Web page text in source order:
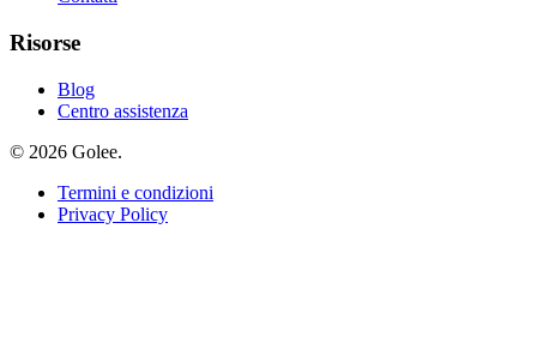
Risorse
Blog
Centro assistenza
© 2026 Golee.
Termini e condizioni
Privacy Policy